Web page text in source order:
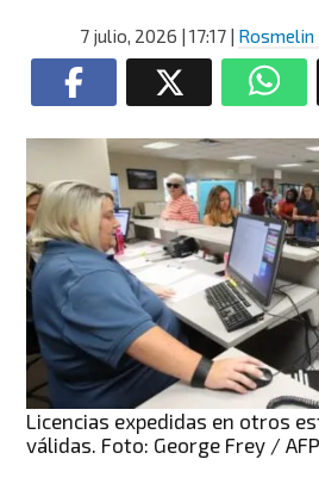
7 julio, 2026 | 17:17| Rosmelin
Licencias expedidas en otros
válidas. Foto: George Frey / AFP